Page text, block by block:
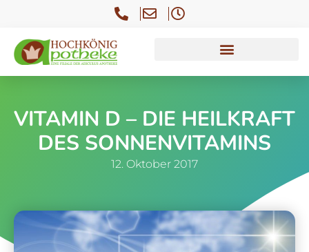
VITAMIN D – DIE HEILKRAFT
DES SONNENVITAMINS
12. Oktober 2017